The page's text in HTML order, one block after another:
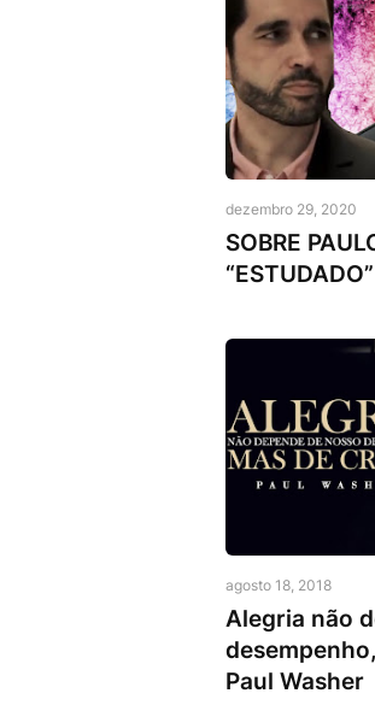
dezembro 29, 2020
SOBRE
agosto 18, 2018
Alegria não
Paul Washer